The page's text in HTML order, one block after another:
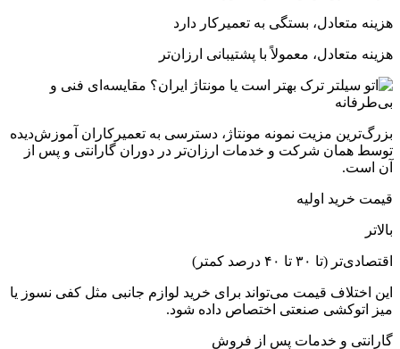
هزینه متعادل، بستگی به تعمیرکار دارد
هزینه متعادل، معمولاً با پشتیبانی ارزان‌تر
بزرگ‌ترین مزیت نمونه مونتاژ، دسترسی به تعمیرکاران آموزش‌دیده
توسط همان شرکت و خدمات ارزان‌تر در دوران گارانتی و پس از
آن است.
قیمت خرید اولیه
بالاتر
اقتصادی‌تر (تا ۳۰ تا ۴۰ درصد کمتر)
این اختلاف قیمت می‌تواند برای خرید لوازم جانبی مثل کفی نسوز یا
میز اتوکشی صنعتی اختصاص داده شود.
گارانتی و خدمات پس از فروش